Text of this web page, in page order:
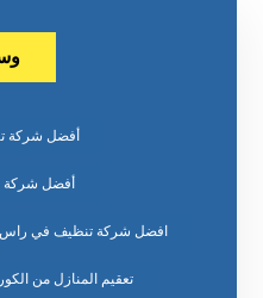
أفضل شركة
أفضل
افضل شركة تنظيف في راس
تعقيم المنازل من